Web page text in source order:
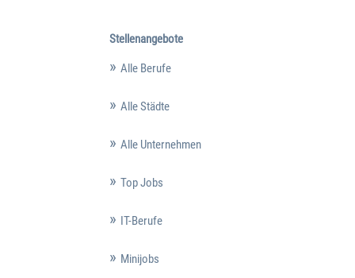
Stellenangebote
Alle Berufe
Alle Städte
Alle Unternehmen
Top Jobs
IT-Berufe
Minijobs